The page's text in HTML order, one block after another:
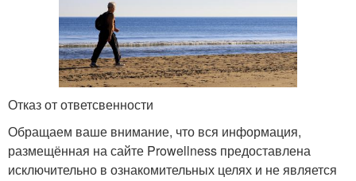
Отказ от ответсвенности
Обращаем ваше внимание, что вся информация,
размещённая на сайте Prowellness предоставлена
исключительно в ознакомительных целях и не является